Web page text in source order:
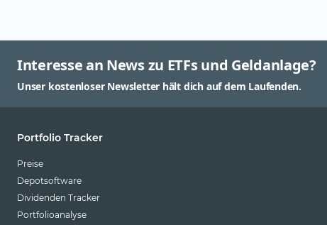
Interesse an News zu ETFs und Geldanlage?
Unser kostenloser Newsletter hält dich auf dem Laufenden.
Portfolio Tracker
Preise
Depotsoftware
Dividenden Tracker
Portfolioanalyse